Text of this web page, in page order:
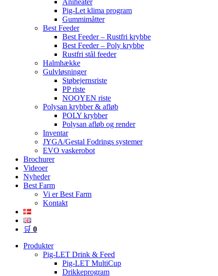
Aniheater
Pig-Let klima program
Gummimåtter
Best Feeder
Best Feeder – Rustfri krybbe
Best Feeder – Poly krybbe
Rustfri stål feeder
Halmhække
Gulvløsninger
Støbejernsriste
PP riste
NOOYEN riste
Polysan krybber & afløb
POLY krybber
Polysan afløb og render
Inventar
JYGA/Gestal Fodrings systemer
EVO vaskerobot
Brochurer
Videoer
Nyheder
Best Farm
Vi er Best Farm
Kontakt
🛒 0
Produkter
Pig-LET Drink & Feed
Pig-LET MultiCup
Drikkeprogram